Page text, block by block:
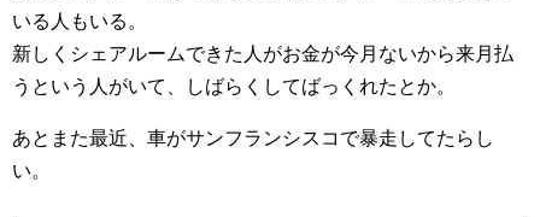
いる人もいる。
新しくシェアルームできた人がお金が今月ないから来月払
うという人がいて、しばらくしてばっくれたとか。
あとまた最近、車がサンフランシスコで暴走してたらし
い。